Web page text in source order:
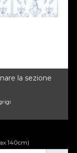
la sezione
140cm)